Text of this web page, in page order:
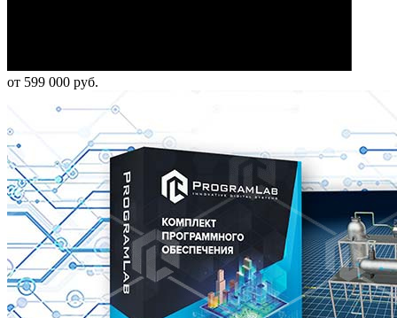
от 599 000 руб.